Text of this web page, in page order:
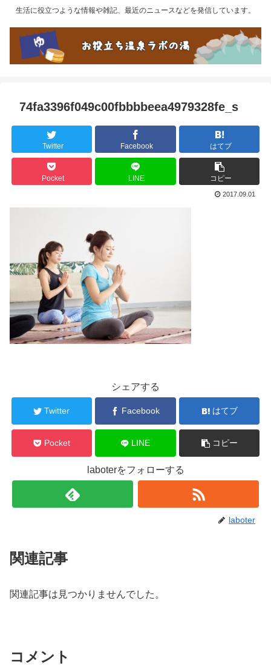
生活に役立つような情報や雑記、最近のニュースなどを発信しています。
74fa3396f049c00fbbbbeea4979328fe_s
Twitter Facebook はてブ
Pocket LINE コピー
2017.09.01
シェアする
Twitter Facebook はてブ
Pocket LINE コピー
laboterをフォローする
laboter
関連記事
関連記事は見つかりませんでした。
コメント